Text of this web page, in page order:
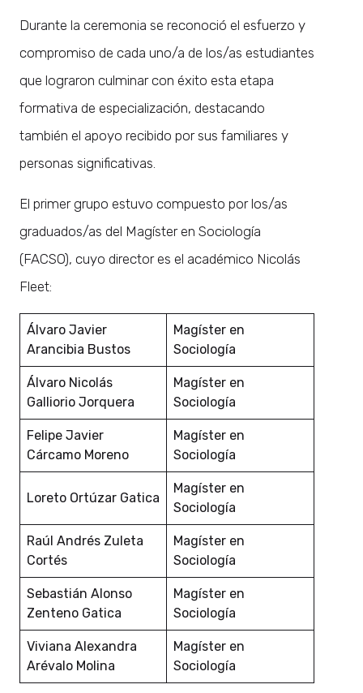
Durante la ceremonia se reconoció el esfuerzo y
compromiso de cada uno/a de los/as estudiantes
que lograron culminar con éxito esta etapa
formativa de especialización, destacando
también el apoyo recibido por sus familiares y
personas significativas.
El primer grupo estuvo compuesto por los/as
graduados/as del Magíster en Sociología
(FACSO), cuyo director es el académico Nicolás
Fleet:
Álvaro Javier
Arancibia Bustos
Magíster en
Sociología
Álvaro Nicolás
Galliorio Jorquera
Magíster en
Sociología
Felipe Javier
Cárcamo Moreno
Magíster en
Sociología
Loreto Ortúzar Gatica
Magíster en
Sociología
Raúl Andrés Zuleta
Cortés
Magíster en
Sociología
Sebastián Alonso
Zenteno Gatica
Magíster en
Sociología
Viviana Alexandra
Arévalo Molina
Magíster en
Sociología